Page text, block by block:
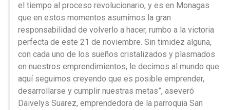
el tiempo al proceso revolucionario, y es en Monagas
que en estos momentos asumimos la gran
responsabilidad de volverlo a hacer, rumbo a la victoria
perfecta de este 21 de noviembre. Sin timidez alguna,
con cada uno de los sueños cristalizados y plasmados
en nuestros emprendimientos, le decimos al mundo que
aquí seguimos creyendo que es posible emprender,
desarrollarse y cumplir nuestras metas”, aseveró
Daivelys Suarez, emprendedora de la parroquia San